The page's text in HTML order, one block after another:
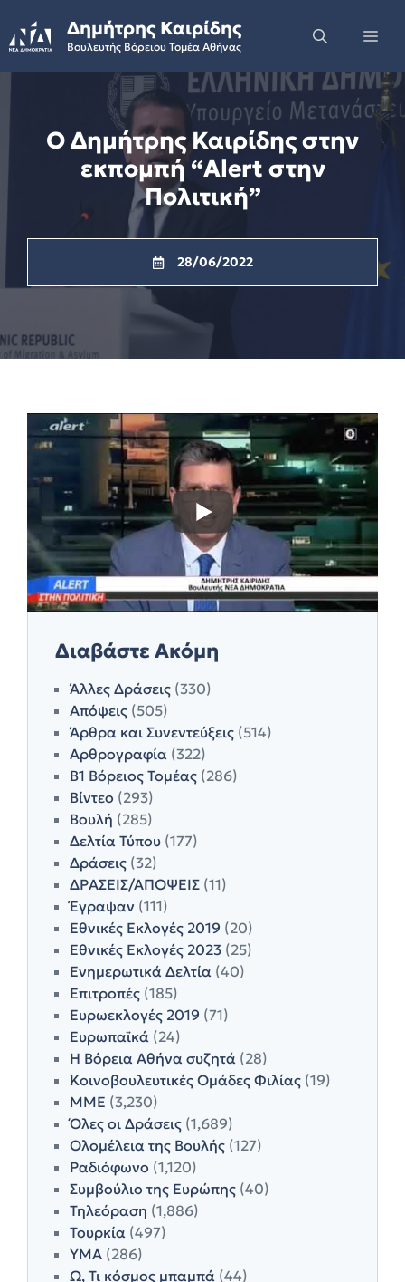
to
content
Δημήτρης Καιρίδης
Βουλευτής Βόρειου Τομέα Αθήνας
Ο Δημήτρης Καιρίδης στην
εκπομπή “Alert στην
Πολιτική”
28/06/2022
Διαβάστε Ακόμη
Άλλες Δράσεις (330)
Απόψεις (505)
Άρθρα και Συνεντεύξεις (514)
Αρθρογραφία (322)
Β1 Βόρειος Τομέας (286)
Βίντεο (293)
Βουλή (285)
Δελτία Τύπου (177)
Δράσεις (32)
ΔΡΑΣΕΙΣ/ΑΠΟΨΕΙΣ (11)
Έγραψαν (111)
Εθνικές Εκλογές 2019 (20)
Εθνικές Εκλογές 2023 (25)
Ενημερωτικά Δελτία (40)
Επιτροπές (185)
Ευρωεκλογές 2019 (71)
Ευρωπαϊκά (24)
Η Βόρεια Αθήνα συζητά (28)
Κοινοβουλευτικές Ομάδες Φιλίας (19)
ΜΜΕ (3,230)
Όλες οι Δράσεις (1,689)
Ολομέλεια της Βουλής (127)
Ραδιόφωνο (1,120)
Συμβούλιο της Ευρώπης (40)
Τηλεόραση (1,886)
Τουρκία (497)
ΥΜΑ (286)
Ω, Τι κόσμος μπαμπά (44)